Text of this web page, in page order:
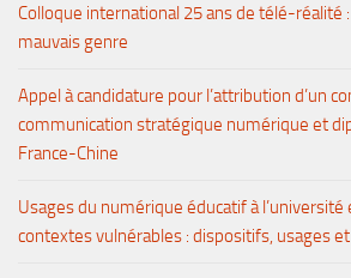
Colloque international 25 ans de télé-réalité :
mauvais genre
Appel à candidature pour l’attribution d’un
communication stratégique numérique et
France-Chine
Usages du numérique éducatif à
contextes vulnérables : dispositifs, usages